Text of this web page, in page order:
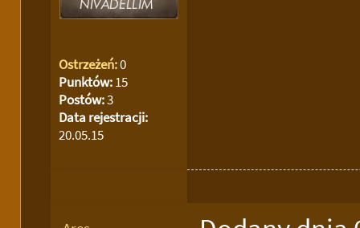
Ostrzeżeń:0
Punktów:15
Postów:3
Data rejestracji:
20.05.15